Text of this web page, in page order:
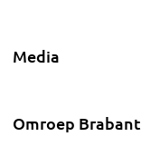
Media
Omroep Brabant